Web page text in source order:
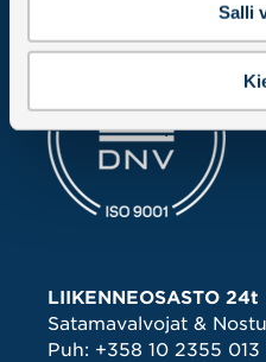
Salli
KAIKKI
LIIKENNEOSASTO 24t
Satamavalvojat &
Puh: +358 10 2355 013